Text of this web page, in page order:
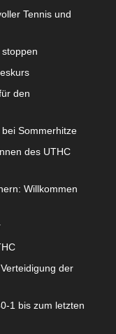
Tennis und
den
Sommerhitze
des UTHC
Willkommen
der
1 bis zum letzten